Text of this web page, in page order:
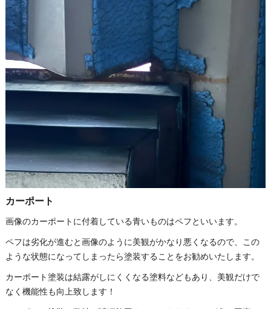
カーポート
画像のカーポートに付着している青いものはペフといいます。
ペフは劣化が進むと画像のように美観がかなり悪くなるので、この
ような状態になってしまったら塗装することをお勧めいたします。
カーポート塗装は結露がしにくくなる塗料などもあり、美観だけで
なく機能性も向上致します！